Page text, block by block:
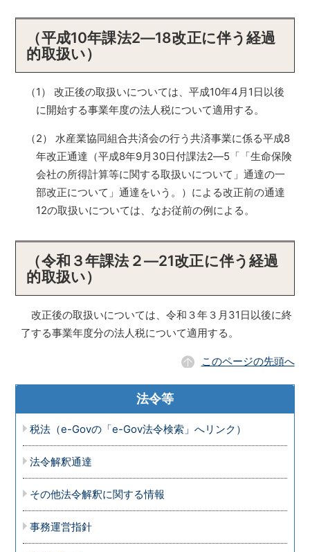
（平成10年課法2―18改正に伴う経過
的取扱い）
（1） 改正後の取扱いについては、平成10年4月1日以後
に開始する事業年度の法人税について適用する。
（2） 水産業協同組合共済会の行う共済事業に係る平成8
年改正通達（平成8年9月30日付課法2―5「「生命保険
会社の所得計算等に関する取扱いについて」通達の一
部改正について」通達をいう。）による改正前の通達
12の取扱いについては、なお従前の例による。
（令和３年課法２―21改正に伴う経過
的取扱い）
改正後の取扱いについては、令和３年３月31日以後に終
了する事業年度分の法人税について適用する。
このページの先頭へ
法令等
税法（e-Govの「e-Gov法令検索」へリンク）
法令解釈通達
その他法令解釈に関する情報
事務運営指針